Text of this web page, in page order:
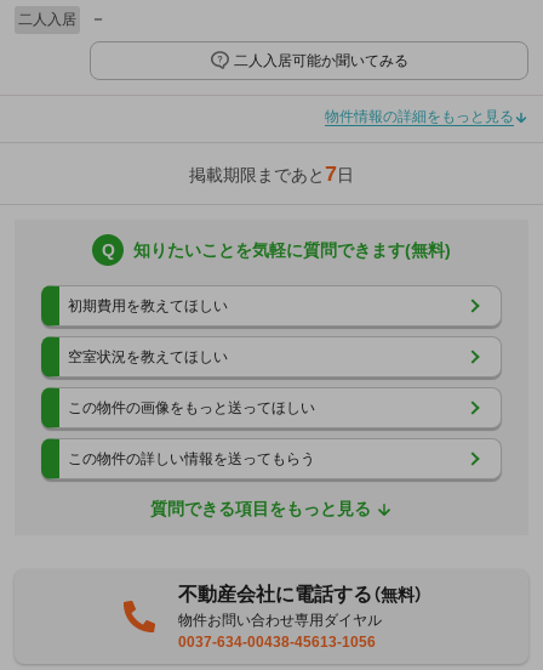
二人入居 －
二人入居可能か聞いてみる
物件情報の詳細をもっと見る
掲載期限まであと7日
Q 知りたいことを気軽に質問できます(無料)
初期費用を教えてほしい
空室状況を教えてほしい
この物件の画像をもっと送ってほしい
この物件の詳しい情報を送ってもらう
質問できる項目をもっと見る
不動産会社に電話する（無料）
物件お問い合わせ専用ダイヤル
0037-634-00438-45613-1056